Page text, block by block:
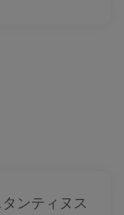
ンティヌス